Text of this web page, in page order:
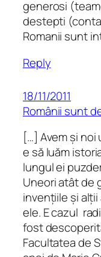
generosi
destepti
Romanii sunt
Reply
18/11/2011
Românii sunt
[…] Avem și
e să luăm
lungul ei
Uneori atât de
invențiile și
ele. E cazul
fost
Facultatea de